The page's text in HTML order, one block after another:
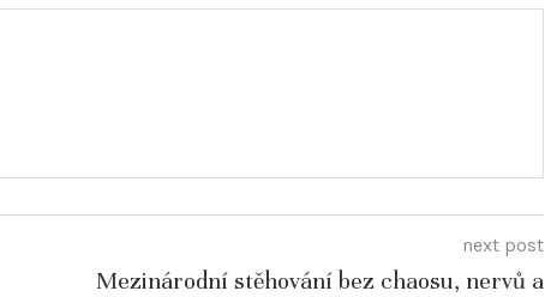
next post
Mezinárodní stěhování bez chaosu, nervů a